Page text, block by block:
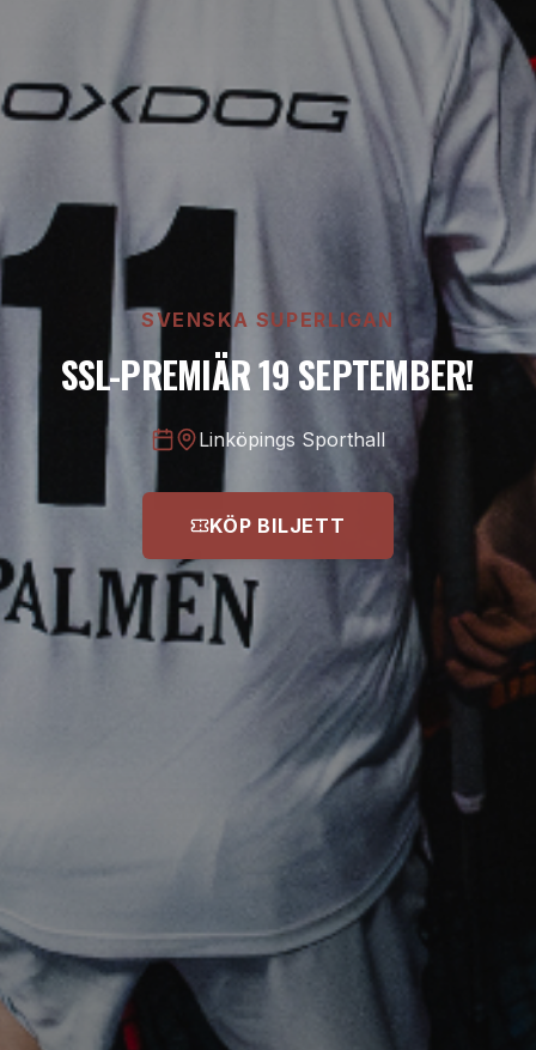
SVENSKA SUPERLIGAN
SSL-PREMIÄR 19 SEPTEMBER!
Linköpings Sporthall
KÖP BILJETT